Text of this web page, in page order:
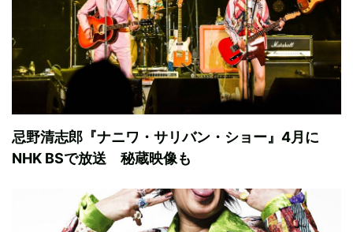
忌野清志郎『ナニワ・サリバン・ショー』4月に
NHK BSで放送 秘蔵映像も